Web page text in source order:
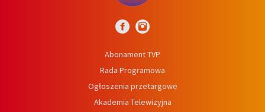
Abonament TVP
Rada Programowa
Ogłoszenia przetargowe
Akademia Telewizyjna